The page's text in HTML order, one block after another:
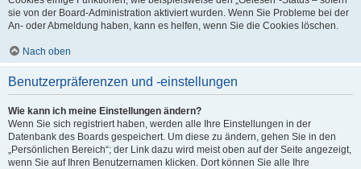
sie von der Board-Administration aktiviert wurden. Wenn Sie Probleme bei der
An- oder Abmeldung haben, kann es helfen, wenn Sie die Cookies löschen.
Nach oben
Benutzerpräferenzen und -einstellungen
Wie kann ich meine Einstellungen ändern?
Wenn Sie sich registriert haben, werden alle Ihre Einstellungen in der
Datenbank des Boards gespeichert. Um diese zu ändern, gehen Sie in den
„Persönlichen Bereich“; der Link dazu wird meist oben auf der Seite angezeigt,
wenn Sie auf Ihren Benutzernamen klicken. Dort können Sie alle Ihre